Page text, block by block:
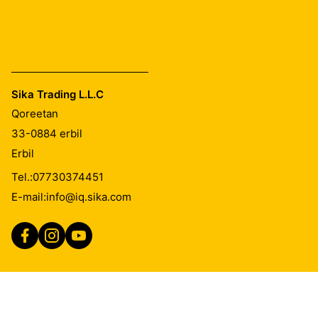
Sika Trading L.L.C
Qoreetan
33-0884 erbil
Erbil
Tel.:07730374451
E-mail:info@iq.sika.com